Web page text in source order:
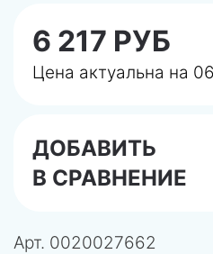
6 217 РУБ
Цена актуальна на
ДОБАВИТЬ
В СРАВНЕНИЕ
Арт. 0020027662